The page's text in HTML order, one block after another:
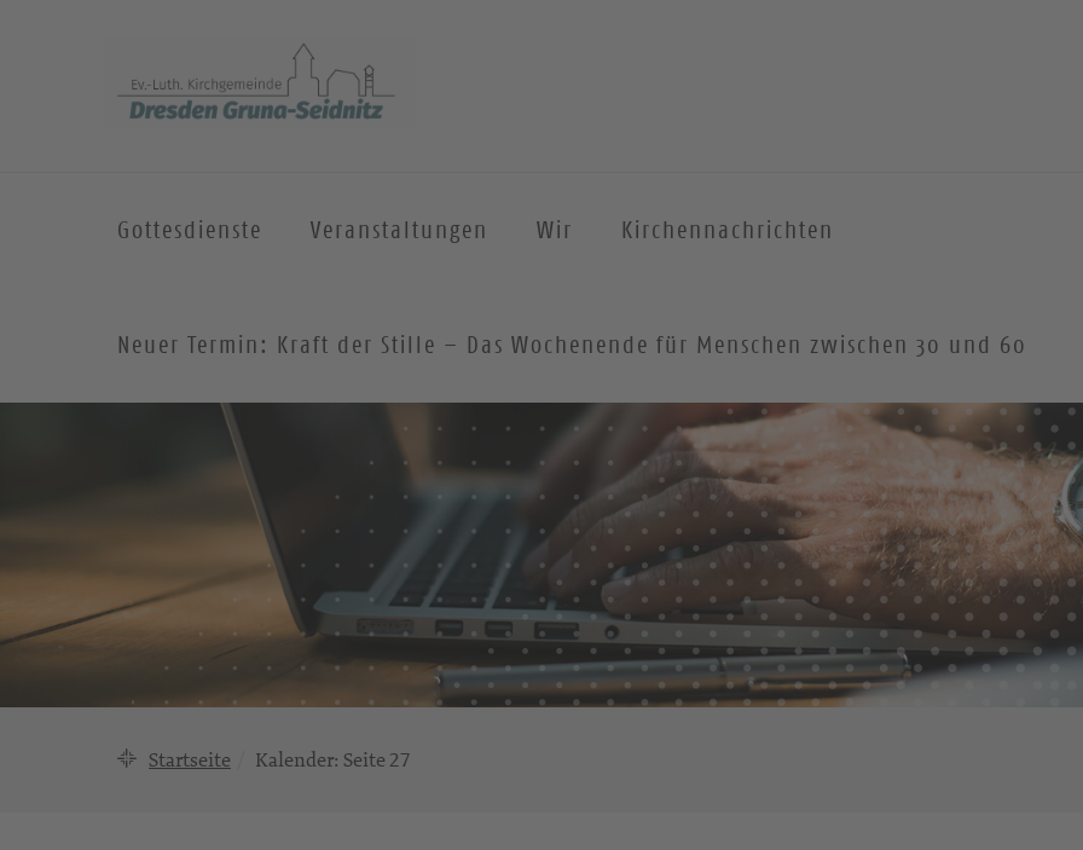
Gottesdienste Veranstaltungen Wir Kirchennachrichten
Neuer Termin: Kraft der Stille – Das Wochenende für Menschen zwischen 30 und 60
Startseite Kalender: Seite 27